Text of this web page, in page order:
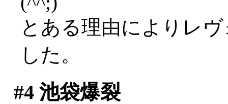
とある理由によりレ
した。
#4池袋爆裂